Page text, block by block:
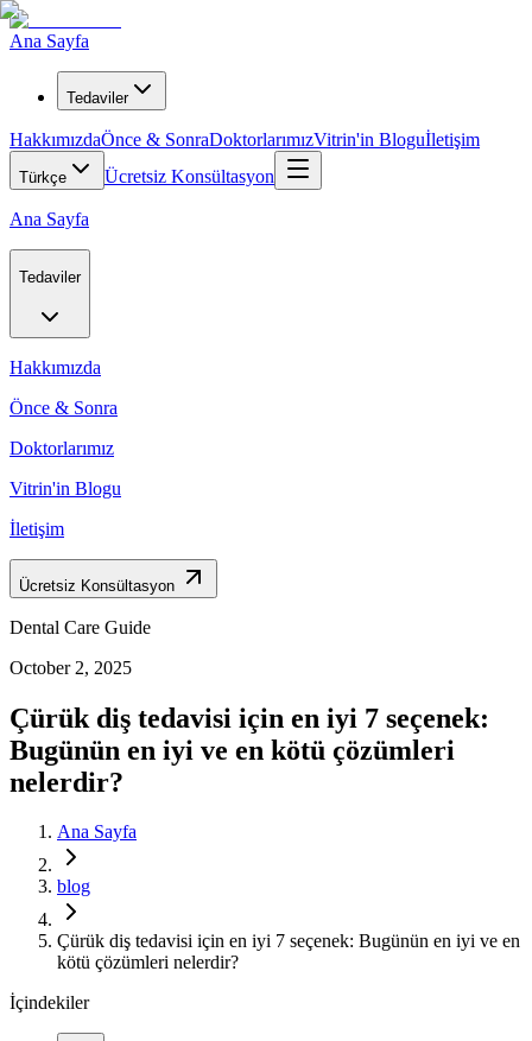
Ana Sayfa
Tedaviler
HakkımızdaÖnce & SonraDoktorlarımızVitrin'in Bloguİletişim
Türkçe Ücretsiz Konsültasyon
Ana Sayfa
Tedaviler
Hakkımızda
Önce & Sonra
Doktorlarımız
Vitrin'in Blogu
İletişim
Ücretsiz Konsültasyon
Dental Care Guide
October 2, 2025
Çürük diş tedavisi için en iyi 7 seçenek:
Bugünün en iyi ve en kötü çözümleri
nelerdir?
Ana Sayfa
blog
Çürük diş tedavisi için en iyi 7 seçenek: Bugünün en iyi ve en
kötü çözümleri nelerdir?
İçindekiler